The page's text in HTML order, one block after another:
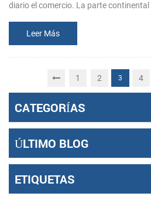
diario el comercio. La parte continental
apps como A...
Leer Más
1 2 3 4
CATEGORÍAS
ÚLTIMO BLOG
ETIQUETAS